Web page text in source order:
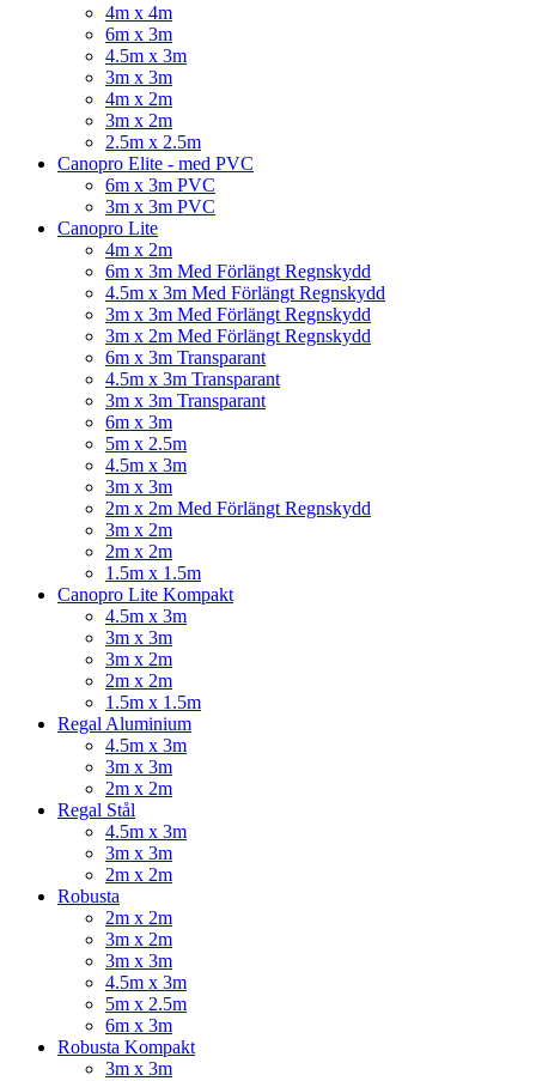
4m x 4m
6m x 3m
4.5m x 3m
3m x 3m
4m x 2m
3m x 2m
2.5m x 2.5m
Canopro Elite - med PVC
6m x 3m PVC
3m x 3m PVC
Canopro Lite
4m x 2m
6m x 3m Med Förlängt Regnskydd
4.5m x 3m Med Förlängt Regnskydd
3m x 3m Med Förlängt Regnskydd
3m x 2m Med Förlängt Regnskydd
6m x 3m Transparant
4.5m x 3m Transparant
3m x 3m Transparant
6m x 3m
5m x 2.5m
4.5m x 3m
3m x 3m
2m x 2m Med Förlängt Regnskydd
3m x 2m
2m x 2m
1.5m x 1.5m
Canopro Lite Kompakt
4.5m x 3m
3m x 3m
3m x 2m
2m x 2m
1.5m x 1.5m
Regal Aluminium
4.5m x 3m
3m x 3m
2m x 2m
Regal Stål
4.5m x 3m
3m x 3m
2m x 2m
Robusta
2m x 2m
3m x 2m
3m x 3m
4.5m x 3m
5m x 2.5m
6m x 3m
Robusta Kompakt
3m x 3m